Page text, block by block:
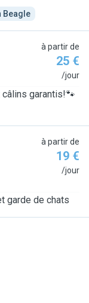
Beagle
à partir de
25 €
/jour
garantis!🐾
à partir de
19 €
/jour
garde de chats